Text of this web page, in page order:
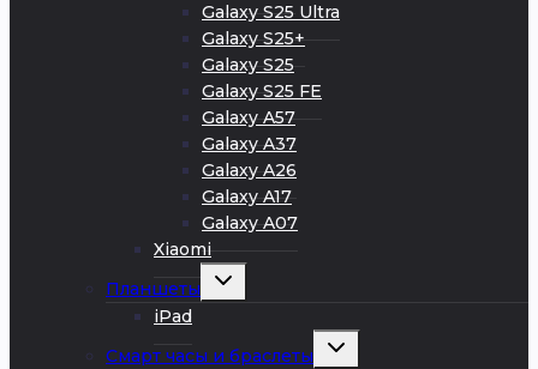
Galaxy S25 Ultra
Galaxy S25+
Galaxy S25
Galaxy S25 FE
Galaxy A57
Galaxy A37
Galaxy A26
Galaxy A17
Galaxy A07
Xiaomi
Планшеты
Развернуть
iPad
Смарт часы и браслеты
Развернуть